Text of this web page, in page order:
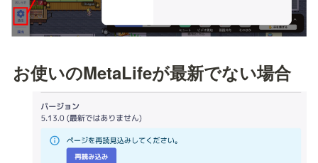
お使いのMetaLifeが最新でない場合